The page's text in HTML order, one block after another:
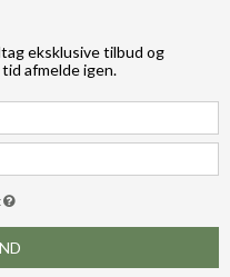
eksklusive tilbud og
afmelde igen.